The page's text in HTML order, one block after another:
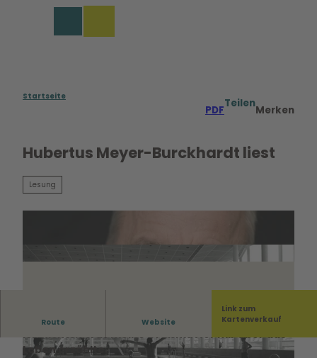
Startseite
PDF
Teilen
Merken
Hubertus Meyer-Burckhardt liest
Lesung
Route Website
Link zum
Kartenverkauf
"Die Sonne scheint immer. Für die Wolken kann
ich nichts." Was meine Großmutter mir über das
Leben erzählte.